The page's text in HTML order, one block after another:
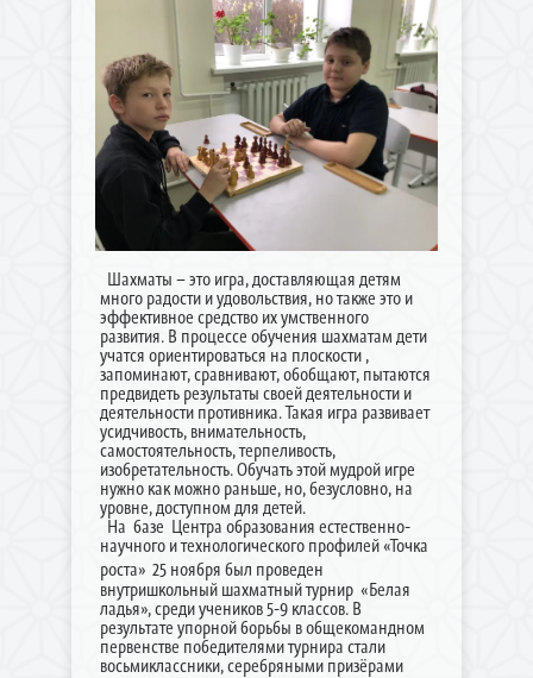
Шахматы – это игра, доставляющая детям
много радости и удовольствия, но также это и
эффективное средство их умственного
развития. В процессе обучения шахматам дети
учатся ориентироваться на плоскости ,
запоминают, сравнивают, обобщают, пытаются
предвидеть результаты своей деятельности и
деятельности противника. Такая игра развивает
усидчивость, внимательность,
самостоятельность, терпеливость,
изобретательность. Обучать этой мудрой игре
нужно как можно раньше, но, безусловно, на
уровне, доступном для детей.
На базе Центра образования естественно-
научного и технологического профилей «Точка
роста» 25 ноября был проведен
внутришкольный шахматный турнир «Белая
ладья», среди учеников 5-9 классов. В
результате упорной борьбы в общекомандном
первенстве победителями турнира стали
восьмиклассники, серебряными призёрами